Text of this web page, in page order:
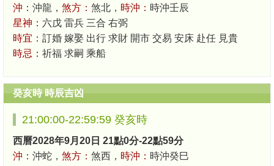
沖： 沖龍， 煞方： 煞北， 時沖： 時沖壬辰
星神： 六戊 雷兵 三合 右弼
時宜： 訂婚 嫁娶 出行 求財 開市 交易 安床 赴任 見貴
時忌： 祈福 求嗣 乘船
癸亥時 時辰吉凶
21:00:00-22:59:59 癸亥時
西曆2028年9月20日 21點0分-22點59分
沖： 沖蛇， 煞方： 煞西， 時沖： 時沖癸巳